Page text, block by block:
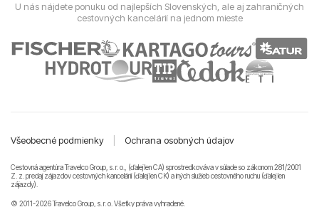
U nás nájdete ponuku od najlepších Slovenských, ale aj zahraničných
cestovných kancelárií na jednom mieste
Všeobecné podmienky Ochrana osobných údajov
Cestovná agentúra Travelco Group, s. r. o., (ďalej len CA) sprostredkováva v súlade so zákonom 281/2001
Z. z. predaj zájazdov cestovných kancelárii (ďalej len CK) a iných služieb cestovného ruchu (ďalej len
zájazdy).
© 2011-2026 Travelco Group, s. r. o. Všetky práva vyhradené.